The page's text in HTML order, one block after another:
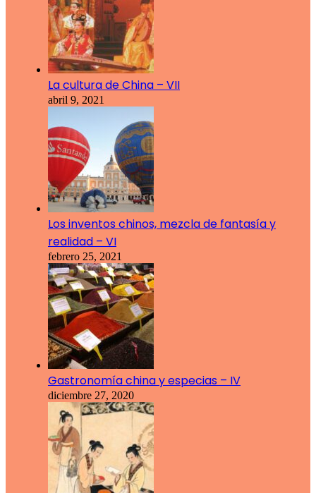
La cultura de China – VII
abril 9, 2021
Los inventos chinos, mezcla de fantasía y
realidad – VI
febrero 25, 2021
Gastronomía china y especias – IV
diciembre 27, 2020